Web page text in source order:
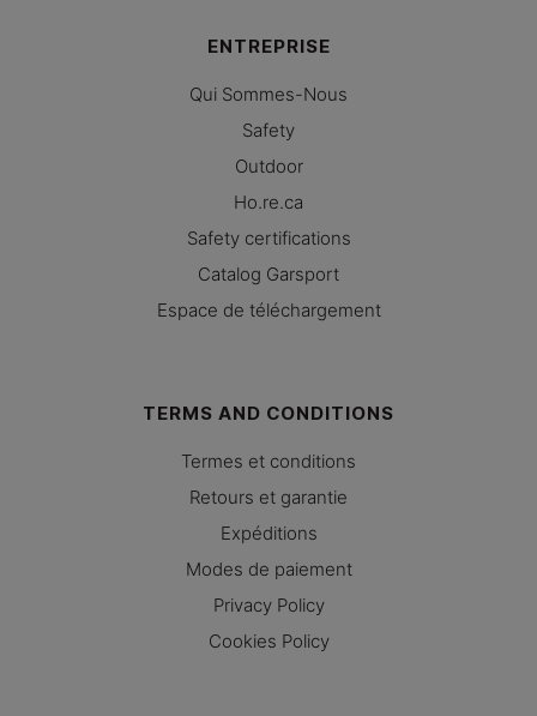
ENTREPRISE
Qui Sommes-Nous
Safety
Outdoor
Ho.re.ca
Safety certifications
Catalog Garsport
Espace de téléchargement
TERMS AND CONDITIONS
Termes et conditions
Retours et garantie
Expéditions
Modes de paiement
Privacy Policy
Cookies Policy